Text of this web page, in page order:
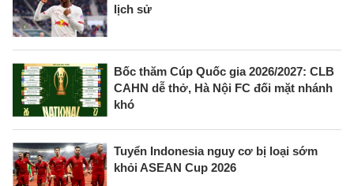
lịch sử
Bốc thăm Cúp Quốc gia 2026/2027: CLB
CAHN dễ thở, Hà Nội FC đối mặt nhánh
khó
Tuyển Indonesia nguy cơ bị loại sớm
khỏi ASEAN Cup 2026